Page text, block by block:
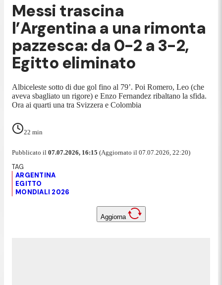
Messi trascina
l’Argentina a una rimonta
pazzesca: da 0-2 a 3-2,
Egitto eliminato
Albiceleste sotto di due gol fino al 79’. Poi Romero, Leo (che
aveva sbagliato un rigore) e Enzo Fernandez ribaltano la sfida.
Ora ai quarti una tra Svizzera e Colombia
22 min
Pubblicato il 07.07.2026, 16:15 (Aggiornato il 07.07.2026, 22:20)
ARGENTINA
EGITTO
MONDIALI 2026
Aggiorna